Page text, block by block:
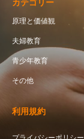
カテゴリー
原理と価値観
夫婦教育
青少年教育
その他
利用規約